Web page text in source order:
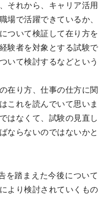
それから、キャリア活用
場で活躍できているか、
ついて検証して在り方を
験者を対象とする試験で
いて検討するなどという
在り方、仕事の仕方に関
これを読んでいて思いま
はなくて、試験の見直し
ならないのではないかと
踏まえた今後について
より検討されていくもの